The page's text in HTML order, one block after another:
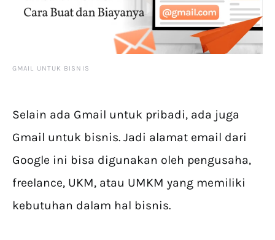
GMAIL UNTUK BISNIS
Selain ada Gmail untuk pribadi, ada juga
Gmail untuk bisnis. Jadi alamat email dari
Google ini bisa digunakan oleh pengusaha,
freelance, UKM, atau UMKM yang memiliki
kebutuhan dalam hal bisnis.